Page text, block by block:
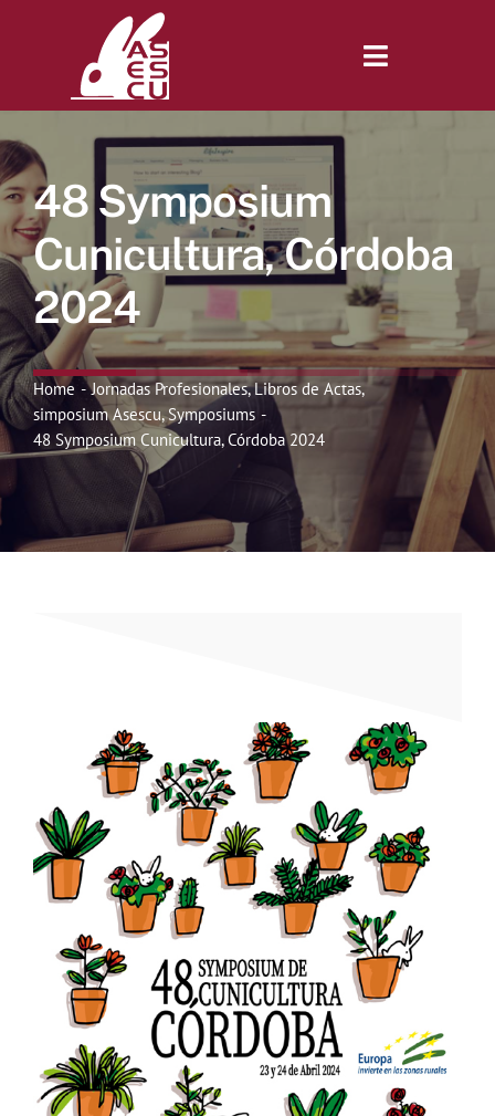
Toggle
Inicio
Revista
Tienda
Lonjas
Symposiums
Noticias
WooCommerce My Account
WooCommerce Cart
48 Symposium
Cunicultura, Córdoba
2024
Home Jornadas Profesionales Libros de Actas
simposium Asescu Symposiums
48 Symposium Cunicultura, Córdoba 2024